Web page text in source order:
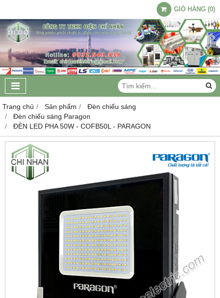
GIỎ HÀNG (0)
Trang chủ Sản phẩm
Đèn chiếu sáng
Đèn chiếu sáng Paragon
ĐÈN LED PHA 50W - COFB50L - PARAGON